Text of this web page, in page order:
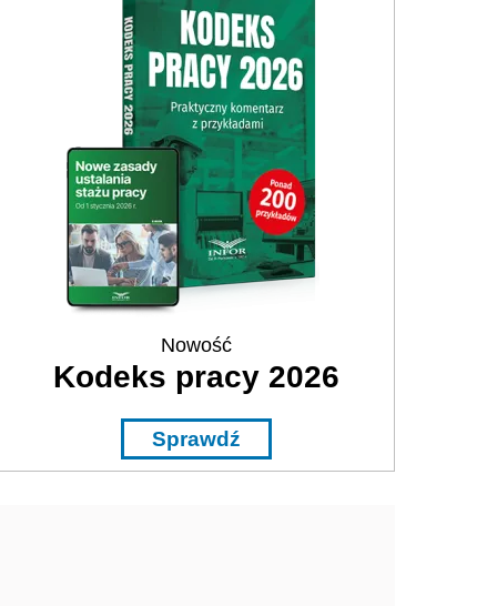
Nowość
Kodeks pracy 2026
Sprawdź